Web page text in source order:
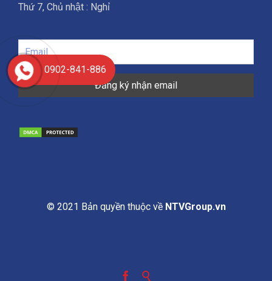
Thứ 7, Chủ nhật : Nghỉ
© 2021 Bản quyền thuộc về NTVGroup.vn
 
0902-841-886